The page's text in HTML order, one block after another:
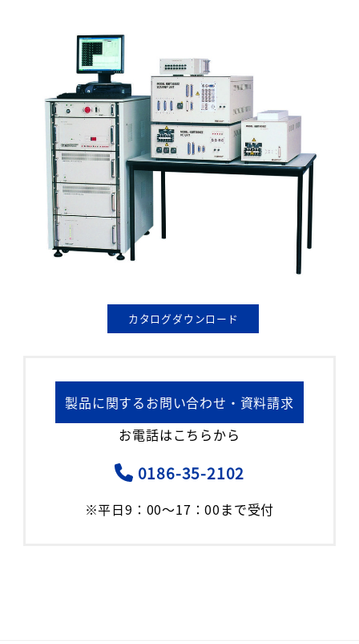
カタログダウンロード
製品に関するお問い合わせ・資料請求
お電話はこちらから
0186-35-2102
※平日9：00～17：00まで受付